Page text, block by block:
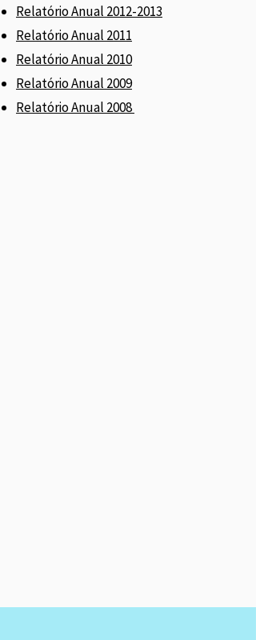
Relatório Anual 2012-2013
Relatório Anual 2011
Relatório Anual 2010
Relatório Anual 2009
Relatório Anual 2008